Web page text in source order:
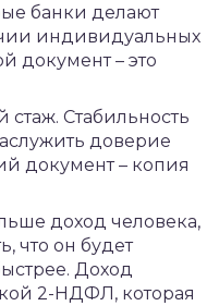
банки делают
индивидуальных
документ – это
Стабильность
доверие
документ – копия
доход человека,
что он будет
Доход
2-НДФЛ, которая